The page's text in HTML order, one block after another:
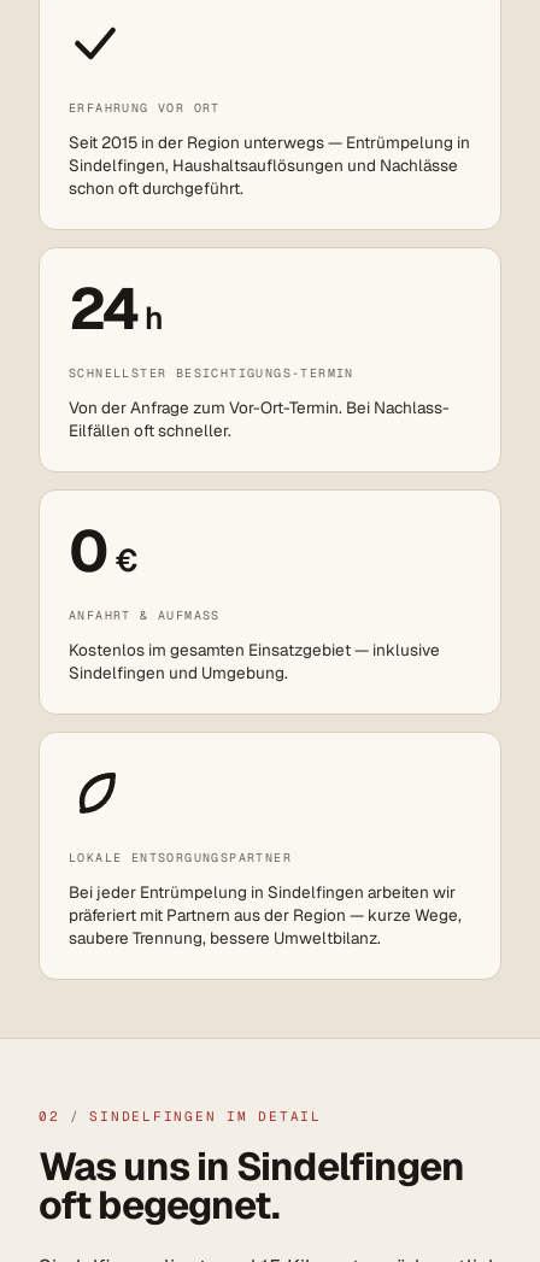
ERFAHRUNG VOR ORT
Seit 2015 in der Region unterwegs — Entrümpelung in
Sindelfingen, Haushaltsauflösungen und Nachlässe
schon oft durchgeführt.
24h
SCHNELLSTER BESICHTIGUNGS-TERMIN
Von der Anfrage zum Vor-Ort-Termin. Bei Nachlass-
Eilfällen oft schneller.
0 €
ANFAHRT & AUFMASS
Kostenlos im gesamten Einsatzgebiet — inklusive
Sindelfingen und Umgebung.
LOKALE ENTSORGUNGSPARTNER
Bei jeder Entrümpelung in Sindelfingen arbeiten wir
präferiert mit Partnern aus der Region — kurze Wege,
saubere Trennung, bessere Umweltbilanz.
02 / SINDELFINGEN IM DETAIL
Was uns in Sindelfingen
oft begegnet.